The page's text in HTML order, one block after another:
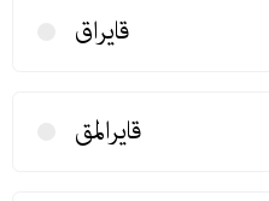
قایراق
قایرالمق